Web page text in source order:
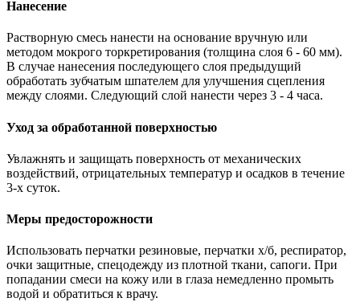
Нанесение
Растворную смесь нанести на основание вручную или
методом мокрого торкретирования (толщина слоя 6 - 60 мм).
В случае нанесения последующего слоя предыдущий
обработать зубчатым шпателем для улучшения сцепления
между слоями. Следующий слой нанести через 3 - 4 часа.
Уход за обработанной поверхностью
Увлажнять и защищать поверхность от механических
воздействий, отрицательных температур и осадков в течение
3-х суток.
Меры предосторожности
Использовать перчатки резиновые, перчатки х/б, респиратор,
очки защитные, спецодежду из плотной ткани, сапоги. При
попадании смеси на кожу или в глаза немедленно промыть
водой и обратиться к врачу.